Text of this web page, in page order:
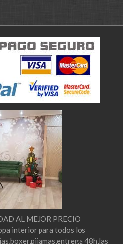
AL MEJOR PRECIO
interior para todos los
48h,las